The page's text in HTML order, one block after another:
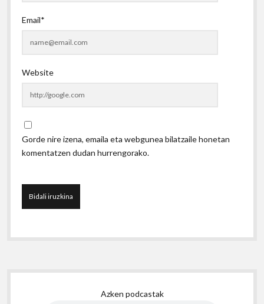
Email*
Website
Gorde nire izena, emaila eta webgunea bilatzaile honetan
komentatzen dudan hurrengorako.
Sidebar
Azken podcastak